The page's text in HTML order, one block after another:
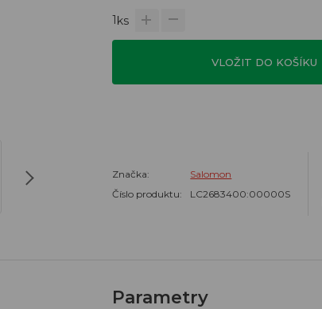
1ks
VLOŽIT DO KOŠÍKU
Značka:
Salomon
Číslo produktu:
LC2683400:00000S
Parametry